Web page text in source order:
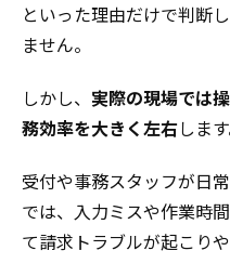
といった理由だけで判断
ません。
しかし、 実際の現場では
務効率を大きく左右します
受付や事務スタッフが日
では、入力ミスや作業時
て請求トラブルが起こりや